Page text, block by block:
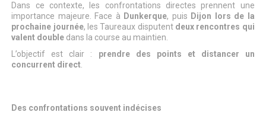
Dans ce contexte, les confrontations directes prennent une
importance majeure. Face à Dunkerque, puis Dijon lors de la
prochaine journée, les Taureaux disputent deux rencontres qui
valent double dans la course au maintien.
L’objectif est clair : prendre des points et distancer un
concurrent direct.
Des confrontations souvent indécises